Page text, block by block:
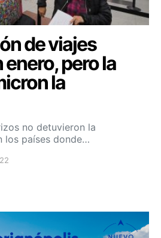
de viajes
pero la
la
no detuvieron la
los países donde…